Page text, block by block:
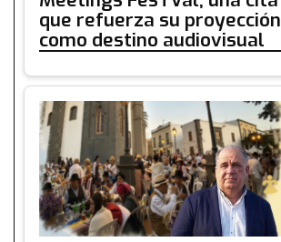
que refuerza su proyección
como destino audiovisual